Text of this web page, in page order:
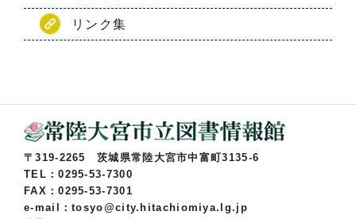
リンク集
〒319-2265 茨城県常陸大宮市中富町3135-6
TEL：0295-53-7300
FAX：0295-53-7301
e-mail：tosyo@city.hitachiomiya.lg.jp